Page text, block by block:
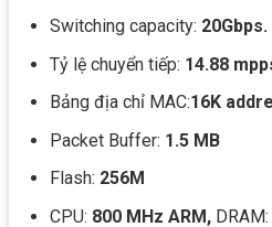
Switching capacity: 20Gbps.
Tỷ lệ chuyển tiếp: 14.88
Bảng địa chỉ MAC:16K
Packet Buffer: 1.5 MB
Flash: 256M
CPU: 800 MHz ARM, DRAM: